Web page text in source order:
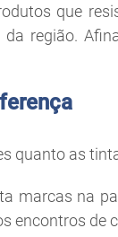
que
região.
quanto as
marcas na
encontros de